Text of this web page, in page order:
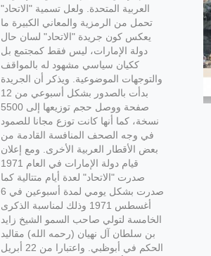
العربية المتحدة. ولعل تسمية "الاتحاد"
تحمل من الرمزية والمعاني الكبيرة ما
يعكس كون جريدة "الاتحاد" لسان حال
دولة الإمارات، ليس فقط كمجتمع بل
ككيان سياسي مشهود له بالمواقف
والتوجهات الموضوعية. ويذكر أن الجريدة
بدأت بالصدور بشكل أسبوعي من 12
صفحة ووصل حجم توزيعها إلى 5500
نسخة، كما أنها كانت توزع مجانا للصمود
في وجه الصحف المنافسة القادمة من
بعض الأقطار العربية الأخرى. ومع إعلان
قيام دولة الإمارات في العام 1971
صدرت "الاتحاد" لعدة أيام متتالية كما
صدرت بشكل يومي لمدة أسبوعين في 6
أغسطس 1971 وذلك لمناسبة الذكرى
الخامسة لتولي صاحب السمو الشيخ زايد
بن سلطان آل نهيان (رحمه الله) مقاليد
الحكم في أبوظبي. واعتبارا من 22 أبريل